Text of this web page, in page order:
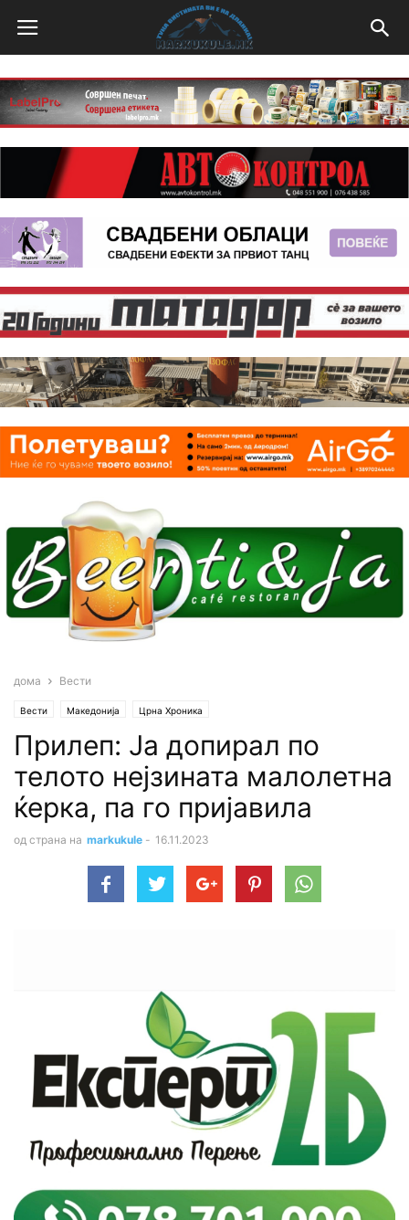
дома Вести
Вести Македонија Црна Хроника
Прилеп: Ја допирал по
телото нејзината малолетна
ќерка, па го пријавила
од страна на markukule - 16.11.2023